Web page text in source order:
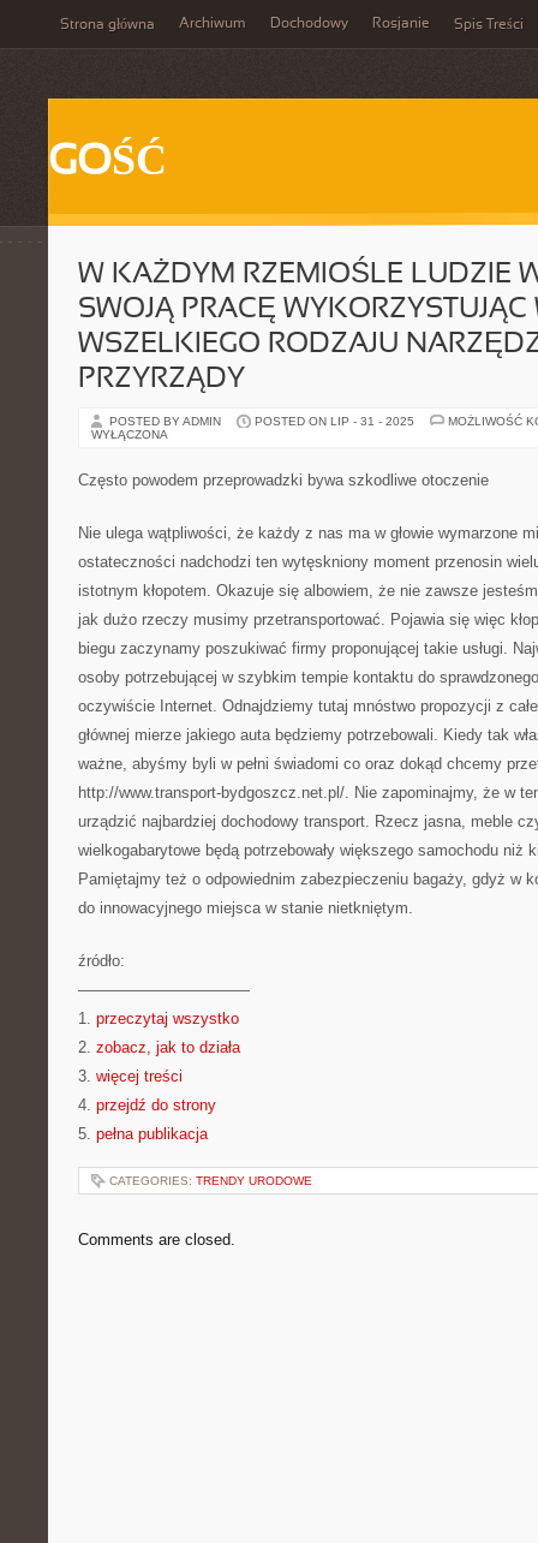
Strona główna Archiwum Dochodowy Rosjanie Spis Treści
GOŚĆ
W KAŻDYM RZEMIOŚLE LUDZIE
SWOJĄ PRACĘ WYKORZYSTUJĄC
WSZELKIEGO RODZAJU
PRZYRZĄDY
POSTED BY ADMIN POSTED ON LIP - 31 - 2025
MOŻLIWOŚĆ
WYŁĄCZONA
Często powodem przeprowadzki bywa szkodliwe otoczenie
Nie ulega wątpliwości, że każdy z nas ma w głowie wymarzone
ostateczności nadchodzi ten wytęskniony moment przenosin
istotnym kłopotem. Okazuje się albowiem, że nie zawsze
jak dużo rzeczy musimy przetransportować. Pojawia się więc
biegu zaczynamy poszukiwać firmy proponującej takie usługi.
osoby potrzebującej w szybkim tempie kontaktu do
oczywiście Internet. Odnajdziemy tutaj mnóstwo propozycji z
głównej mierze jakiego auta będziemy potrzebowali. Kiedy tak
ważne, abyśmy byli w pełni świadomi co oraz dokąd chcemy
http://www.transport-bydgoszcz.net.pl/. Nie zapominajmy, że w
urządzić najbardziej dochodowy transport. Rzecz jasna, meble
wielkogabarytowe będą potrzebowały większego samochodu niż
Pamiętajmy też o odpowiednim zabezpieczeniu bagaży, gdyż w
do innowacyjnego miejsca w stanie nietkniętym.
źródło:
———————————
1. przeczytaj wszystko
2. zobacz, jak to działa
3. więcej treści
4. przejdź do strony
5. pełna publikacja
CATEGORIES: TRENDY URODOWE
Comments are closed.